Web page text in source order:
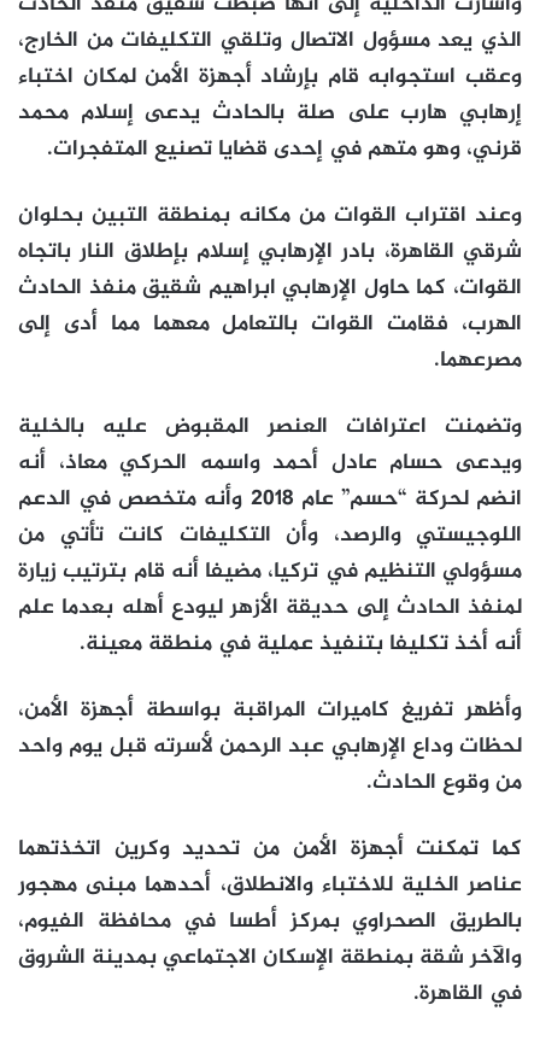
الذي يعد مسؤول الاتصال وتلقي التكليفات من الخارج،
وعقب استجوابه قام بإرشاد أجهزة الأمن لمكان اختباء
إرهابي هارب على صلة بالحادث يدعى إسلام محمد
قرني، وهو متهم في إحدى قضايا تصنيع المتفجرات.
وعند اقتراب القوات من مكانه بمنطقة التبين بحلوان
شرقي القاهرة، بادر الإرهابي إسلام بإطلاق النار باتجاه
القوات، كما حاول الإرهابي ابراهيم شقيق منفذ الحادث
الهرب، فقامت القوات بالتعامل معهما مما أدى إلى
مصرعهما.
وتضمنت اعترافات العنصر المقبوض عليه بالخلية
ويدعى حسام عادل أحمد واسمه الحركي معاذ، أنه
انضم لحركة “حسم” عام 2018 وأنه متخصص في الدعم
اللوجيستي والرصد، وأن التكليفات كانت تأتي من
مسؤولي التنظيم في تركيا، مضيفا أنه قام بترتيب زيارة
لمنفذ الحادث إلى حديقة الأزهر ليودع أهله بعدما علم
أنه أخذ تكليفا بتنفيذ عملية في منطقة معينة.
وأظهر تفريغ كاميرات المراقبة بواسطة أجهزة الأمن،
لحظات وداع الإرهابي عبد الرحمن لأسرته قبل يوم واحد
من وقوع الحادث.
كما تمكنت أجهزة الأمن من تحديد وكرين اتخذتهما
عناصر الخلية للاختباء والانطلاق، أحدهما مبنى مهجور
بالطريق الصحراوي بمركز أطسا في محافظة الفيوم،
والآخر شقة بمنطقة الإسكان الاجتماعي بمدينة الشروق
في القاهرة.